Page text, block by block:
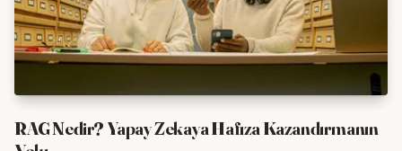
RAG Nedir? Yapay Zekaya Hafıza Kazandırmanın